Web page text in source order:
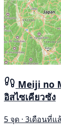
Meiji no
อิสไซเคียวซัง
5 จุด · 3เดือนที่แ